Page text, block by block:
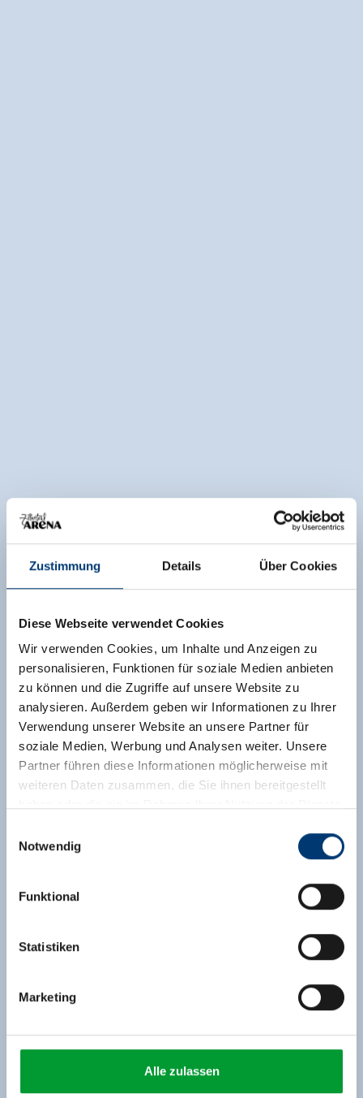
Zustimmung Details Über Cookies
Diese Webseite verwendet Cookies
Wir verwenden Cookies, um Inhalte und Anzeigen zu
personalisieren, Funktionen für soziale Medien anbieten
zu können und die Zugriffe auf unsere Website zu
analysieren. Außerdem geben wir Informationen zu Ihrer
Verwendung unserer Website an unsere Partner für
soziale Medien, Werbung und Analysen weiter. Unsere
Partner führen diese Informationen möglicherweise mit
weiteren Daten zusammen, die Sie ihnen bereitgestellt
Rohr 23// A-6280 Zell am Ziller
www.zillertalarena.com
Notwendig
Funktional
Statistiken
Marketing
Alle zulassen